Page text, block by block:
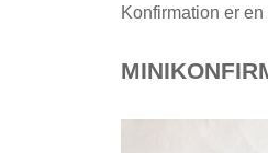
Konfirmation er